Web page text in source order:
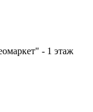
- 1 этаж